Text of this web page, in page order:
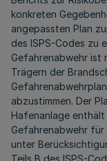
konkreten
angepassten Plan
des ISPS-Codes zu
Gefahrenabwehr ist
Trägern der
abzustimmen. Der
Hafenanlage
Gefahrenabwehr
unter
Teils B des ISPS-